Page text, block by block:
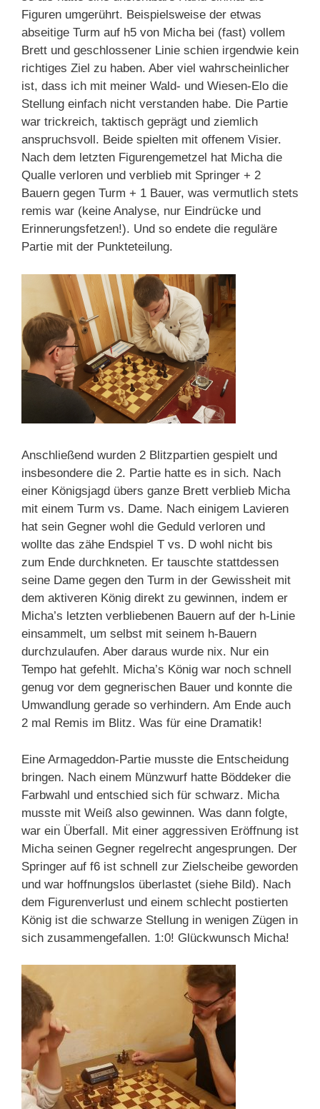
Figuren umgerührt. Beispielsweise der etwas
abseitige Turm auf h5 von Micha bei (fast) vollem
Brett und geschlossener Linie schien irgendwie kein
richtiges Ziel zu haben. Aber viel wahrscheinlicher
ist, dass ich mit meiner Wald- und Wiesen-Elo die
Stellung einfach nicht verstanden habe. Die Partie
war trickreich, taktisch geprägt und ziemlich
anspruchsvoll. Beide spielten mit offenem Visier.
Nach dem letzten Figurengemetzel hat Micha die
Qualle verloren und verblieb mit Springer + 2
Bauern gegen Turm + 1 Bauer, was vermutlich stets
remis war (keine Analyse, nur Eindrücke und
Erinnerungsfetzen!). Und so endete die reguläre
Partie mit der Punkteteilung.
Anschließend wurden 2 Blitzpartien gespielt und
insbesondere die 2. Partie hatte es in sich. Nach
einer Königsjagd übers ganze Brett verblieb Micha
mit einem Turm vs. Dame. Nach einigem Lavieren
hat sein Gegner wohl die Geduld verloren und
wollte das zähe Endspiel T vs. D wohl nicht bis
zum Ende durchkneten. Er tauschte stattdessen
seine Dame gegen den Turm in der Gewissheit mit
dem aktiveren König direkt zu gewinnen, indem er
Micha’s letzten verbliebenen Bauern auf der h-Linie
einsammelt, um selbst mit seinem h-Bauern
durchzulaufen. Aber daraus wurde nix. Nur ein
Tempo hat gefehlt. Micha’s König war noch schnell
genug vor dem gegnerischen Bauer und konnte die
Umwandlung gerade so verhindern. Am Ende auch
2 mal Remis im Blitz. Was für eine Dramatik!
Eine Armageddon-Partie musste die Entscheidung
bringen. Nach einem Münzwurf hatte Böddeker die
Farbwahl und entschied sich für schwarz. Micha
musste mit Weiß also gewinnen. Was dann folgte,
war ein Überfall. Mit einer aggressiven Eröffnung ist
Micha seinen Gegner regelrecht angesprungen. Der
Springer auf f6 ist schnell zur Zielscheibe geworden
und war hoffnungslos überlastet (siehe Bild). Nach
dem Figurenverlust und einem schlecht postierten
König ist die schwarze Stellung in wenigen Zügen in
sich zusammengefallen. 1:0! Glückwunsch Micha!